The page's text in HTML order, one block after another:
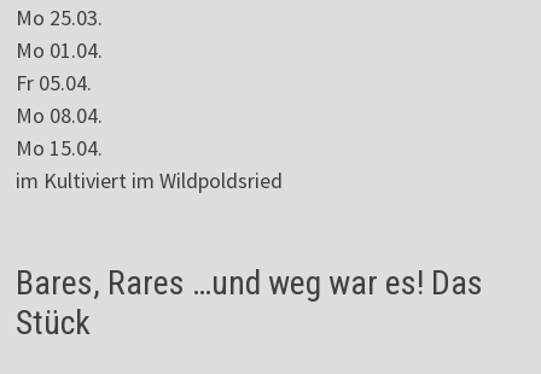
Mo 25.03.
Mo 01.04.
Fr 05.04.
Mo 08.04.
Mo 15.04.
im Kultiviert im Wildpoldsried
Bares, Rares …und weg war es! Das
Stück